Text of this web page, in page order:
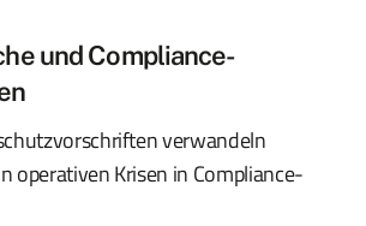
und Compliance-
verwandeln
operativen Krisen in Compliance-